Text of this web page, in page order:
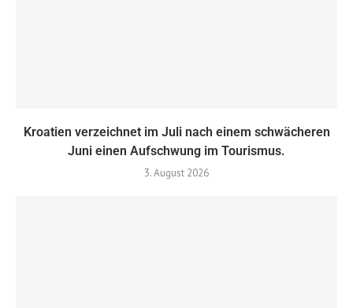
Kroatien verzeichnet im Juli nach einem schwächeren
Juni einen Aufschwung im Tourismus.
3. August 2026